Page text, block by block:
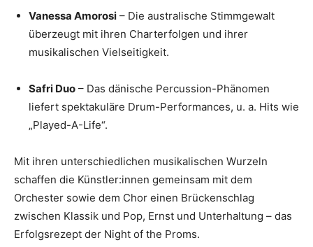
Vanessa Amorosi – Die australische Stimmgewalt
überzeugt mit ihren Charterfolgen und ihrer
musikalischen Vielseitigkeit.​
Safri Duo – Das dänische Percussion-Phänomen
liefert spektakuläre Drum-Performances, u. a. Hits wie
„Played-A-Life“.​
Mit ihren unterschiedlichen musikalischen Wurzeln
schaffen die Künstler:innen gemeinsam mit dem
Orchester sowie dem Chor einen Brückenschlag
zwischen Klassik und Pop, Ernst und Unterhaltung – das
Erfolgsrezept der Night of the Proms.